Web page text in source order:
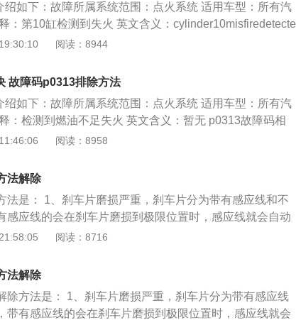
良好，如有，更换并清洗油路。故障未解决或有其他故障
务必到正规油站加油，注意按期更换燃油滤清器、清洗喷
质燃油系统清洁剂。
通电时，产生吸力，针阀被吸起，打开喷孔，燃油经针阀
的环形间隙高速喷出，形成雾状。电子控制单元通过控制
也叫脉冲宽度）来控制喷油量。 c).喷油器是燃油喷射控制
求工作原理是当电磁线圈通电时，产生吸力，针阀被吸
针阀头部的轴针与喷孔之间的环形间隙高速喷出，形成雾
控制喷油器打开时间间隔（也叫脉冲宽度）来控制喷油
查燃油品质是否良好 b).燃油滤清器是否堵塞 c).检查燃油
是否有故障 g).ecu是否有故障2.处理方法 a).检查燃油品质
并清洗油路。故障未解决或有其他故障请找专业技师。 b).
油，注意按期更换燃油滤清器、清洗喷油器，需要时可加
剂。
绍如下：故障所属系统范围：点火系统 适用车型：所有汽
：第10缸检测到失火 英文含义：cylinder10misfiredetecte
： 气缸失火是指发动机工作过程中由于各种原因造成的
火，故障指示灯会闪烁，此时应立即关闭发动机。该故障
检测到该气缸10失火。故障原因包括点火系统故障，燃
或egr，pcv的空气泄漏，机械性气缸故障等。 故障原因和
方法：暂无
阅读：8944
故障码p0313排除方法
绍如下：故障所属系统范围：点火系统 适用车型：所有汽
：检测到燃油不足失火 英文含义：暂无 p0313故障码相
车上的位置及作用：a).作用是适当的时机火花塞能产生足
火系统对车辆燃烧机功率有一定影响 故障原因和影响：暂
无
阅读：8958
法解除
法是： 1、刹车片磨损严重，刹车片分为带有感应线和不
感应线的会在刹车片磨损到极限位置时，感应线就会自动
起故障灯。需要更换刹车片； 2、刹车油液位过低，制动
要及时补充制动液即可； 3、刹车系统漏油、假报警。直
能，导致润滑油、燃油的浪费，消耗动力，影响车容整
使故障灯亮起，需要更换衬垫或者油封加以解决。
阅读：8716
法解除
除方法是： 1、刹车片磨损严重，刹车片分为带有感应线
带有感应线的会在刹车片磨损到极限位置时，感应线就会